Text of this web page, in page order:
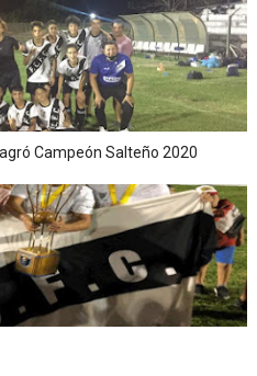
Campeón Salteño 2020